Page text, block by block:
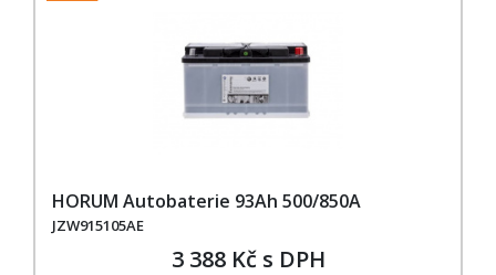
HORUM Autobaterie 93Ah 500/850A
JZW915105AE
3 388 Kč s DPH